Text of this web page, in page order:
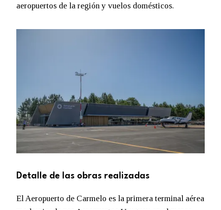
aeropuertos de la región y vuelos domésticos.
Detalle de las obras realizadas
El Aeropuerto de Carmelo es la primera terminal aérea